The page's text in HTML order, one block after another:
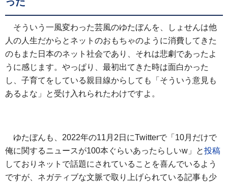
そういう一風変わった芸風のゆたぼんを、しょせんは他
人の人生だからとネットのおもちゃのように消費してきた
のもまた日本のネット社会であり、それは悲劇であったよ
うに感じます。やっぱり、最初出てきた時は面白かった
し、子育てをしている親目線からしても「そういう意見も
あるよな」と受け入れられたわけですよ。
ゆたぼんも、2022年の11月2日にTwitterで「10月だけで
俺に関するニュースが100本ぐらいあったらしいw」と投稿
しておりネットで話題にされていることを喜んでいるよう
ですが、ネガティブな文脈で取り上げられている記事も少